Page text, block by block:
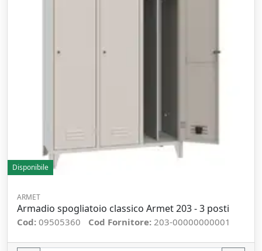
Disponibile
ARMET
Armadio spogliatoio classico Armet 203 - 3 posti
Cod: 09505360 Cod Fornitore: 203-00000000001